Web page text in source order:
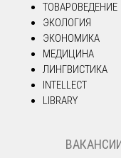
ТОВАРОВЕДЕНИЕ
ЭКОЛОГИЯ
ЭКОНОМИКА
МЕДИЦИНА
ЛИНГВИСТИКА
INTELLECT
LIBRARY